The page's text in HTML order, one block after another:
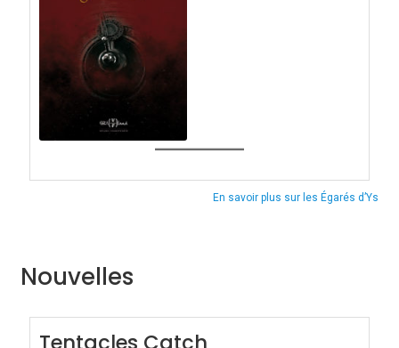
En savoir plus sur les Égarés d’Ys
Nouvelles